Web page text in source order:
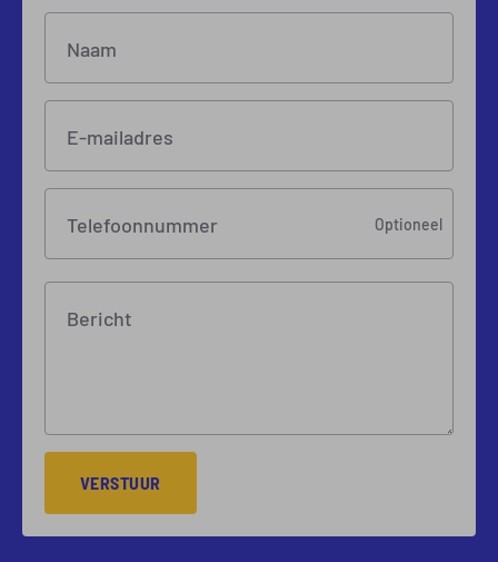
Naam
E-mailadres
Telefoonnummer Optioneel
Bericht
VERSTUUR